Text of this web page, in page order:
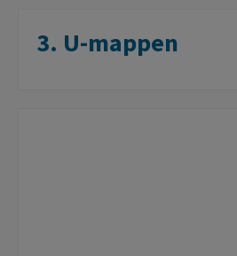
3. U-mappen